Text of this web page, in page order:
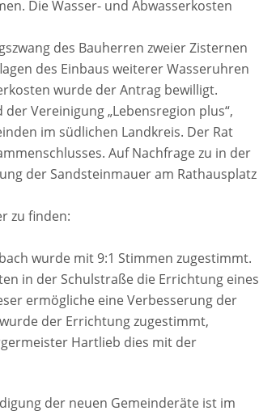
Die Wasser- und Abwasserkosten
des Bauherren zweier Zisternen
des Einbaus weiterer Wasseruhren
wurde der Antrag bewilligt.
Vereinigung „Lebensregion plus“,
im südlichen Landkreis. Der Rat
Auf Nachfrage zu in der
der Sandsteinmauer am Rathausplatz
zu finden:
wurde mit 9:1 Stimmen zugestimmt.
in der Schulstraße die Errichtung eines
ermögliche eine Verbesserung der
der Errichtung zugestimmt,
Hartlieb dies mit der
der neuen Gemeinderäte ist im